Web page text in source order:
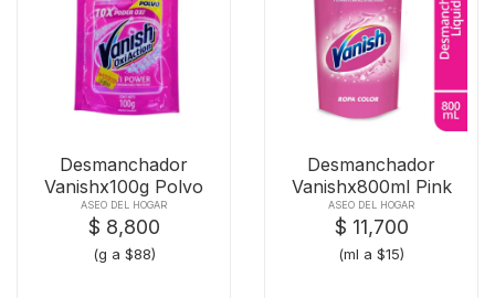
Desmanchador
Vanishx100g Polvo
Rosa
ASEO DEL HOGAR
$ 8,800
(g a $88)
Desmanchador
Vanishx800ml Pink
Gold
ASEO DEL HOGAR
$ 11,700
(ml a $15)